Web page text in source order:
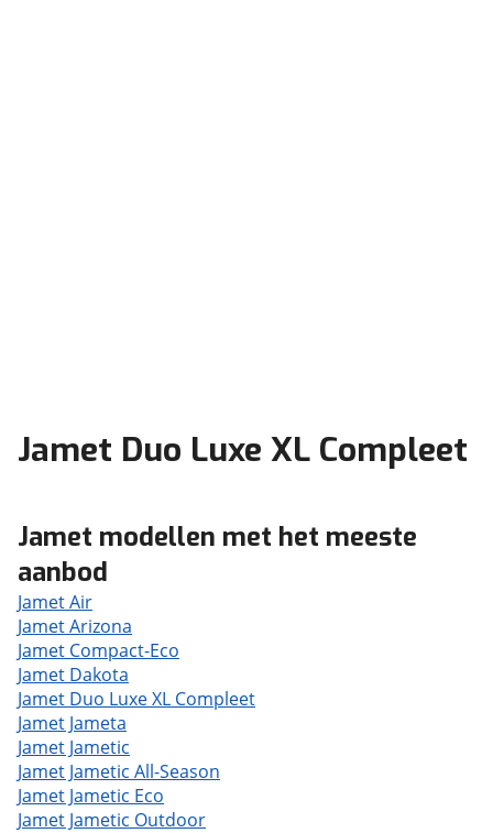
Jamet Duo Luxe XL Compleet
Jamet modellen met het meeste
aanbod
Jamet Air
Jamet Arizona
Jamet Compact-Eco
Jamet Dakota
Jamet Duo Luxe XL Compleet
Jamet Jameta
Jamet Jametic
Jamet Jametic All-Season
Jamet Jametic Eco
Jamet Jametic Outdoor